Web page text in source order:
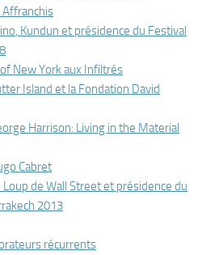
Affranchis
, Kundun et présidence du Festival
New Yorkaux Infiltrés
Island et la Fondation David
Harrison: Living in the Material
Cabret
Loup de Wall Streetet présidence du
2013
récurrents